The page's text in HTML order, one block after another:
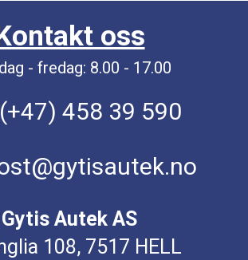
oss
- fredag: 8.00 - 17.00
(+47) 458 39 590
Gytis Autek AS
108, 7517 HELL